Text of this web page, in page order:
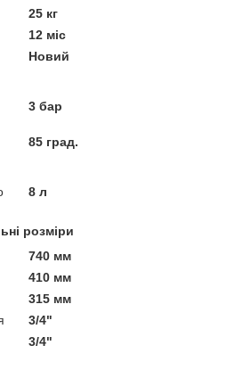
25 кг
12 міс
Новий
3 бар
85 град.
8 л
розміри
740 мм
410 мм
315 мм
3/4"
3/4"